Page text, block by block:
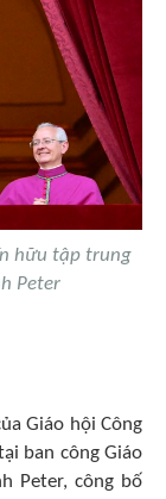
hữu tập trung
Peter
Giáo hội Công
ban công Giáo
Peter, công bố